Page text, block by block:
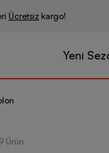
Ücretsiz kargo!
Yeni
Ürün